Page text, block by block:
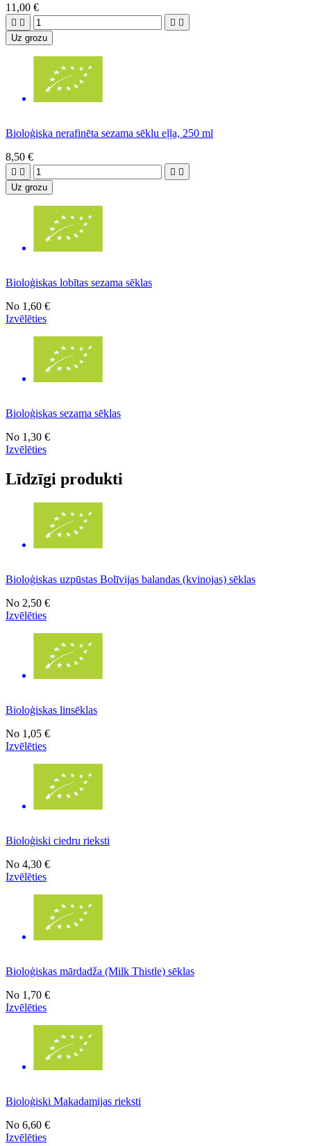
11,00 €
   
Uz grozu
Bioloģiska nerafinēta sezama sēklu eļļa, 250 ml
8,50 €
   
Uz grozu
Bioloģiskas lobītas sezama sēklas
No 1,60 €
Izvēlēties
Bioloģiskas sezama sēklas
No 1,30 €
Izvēlēties
Līdzīgi produkti
Bioloģiskas uzpūstas Bolīvijas balandas (kvinojas) sēklas
No 2,50 €
Izvēlēties
Bioloģiskas linsēklas
No 1,05 €
Izvēlēties
Bioloģiski ciedru rieksti
No 4,30 €
Izvēlēties
Bioloģiskas mārdadža (Milk Thistle) sēklas
No 1,70 €
Izvēlēties
Bioloģiski Makadamijas rieksti
No 6,60 €
Izvēlēties